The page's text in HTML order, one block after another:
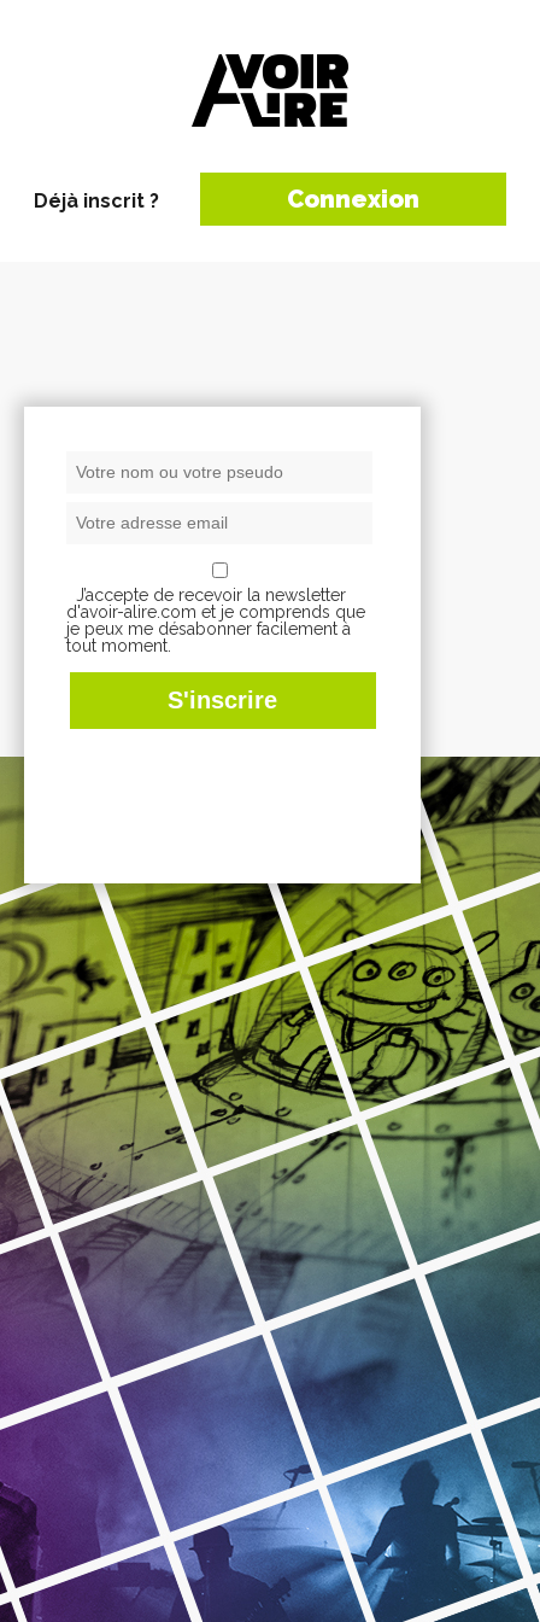
Déjà inscrit ? Connexion
J’accepte de recevoir la newsletter
d'avoir-alire.com et je comprends que
je peux me désabonner facilement à
tout moment.